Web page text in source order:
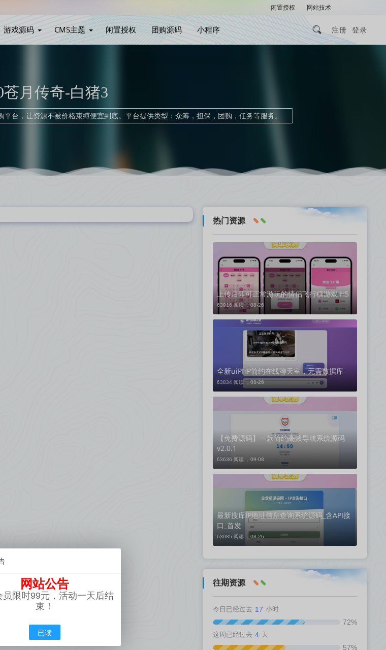
闲置授权 网站技术
游戏源码 CMS主题 闲置授权 团购源码 小程序 注册 登录
苍月传奇-白猪3
台，让资源不被价格束缚便宜到底。平台提供类型：众筹，担保，团购，任务等服务。
热门资源
上传后即可正常游玩的情侣飞行棋游戏 H5
63916 阅读 ，08-26
全新uiPHP简约在线聊天室，无需数据库
63834 阅读 ，08-26
【免费源码】一款简约高效导航系统源码
v2.0.1
63636 阅读 ， 09-08
最新搜库IP地址信息查询系统源码_含API接
口_首发
63085 阅读 ， 08-26
往期资源
今日已经过去 17 小时
72%
这周已经过去 4 天
57%
网站公告
员限时99元，活动一天后结
束！
已读